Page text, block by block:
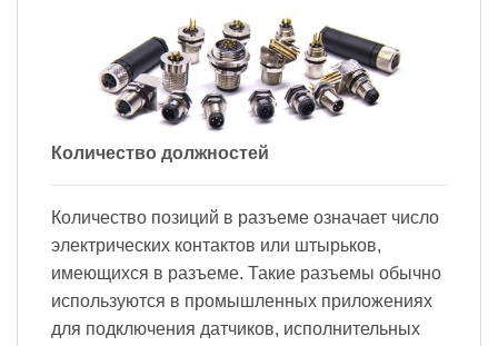
Количество должностей
Количество позиций в разъеме означает число
электрических контактов или штырьков,
имеющихся в разъеме. Такие разъемы обычно
используются в промышленных приложениях
для подключения датчиков, исполнительных